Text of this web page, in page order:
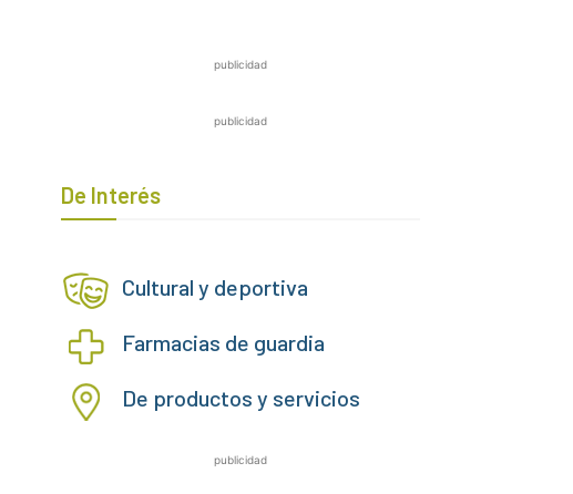
publicidad
publicidad
De Interés
Cultural y deportiva
Farmacias de guardia
De productos y servicios
publicidad